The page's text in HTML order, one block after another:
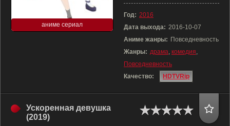
аниме сериал
Год: 2016
Дата выхода: 2016-10-07
Аниме жанры: Повседневность
Жанры: драма, комедия,
Повседневность
Качество:
HDTVRip
Ускоренная девушка
(2019)